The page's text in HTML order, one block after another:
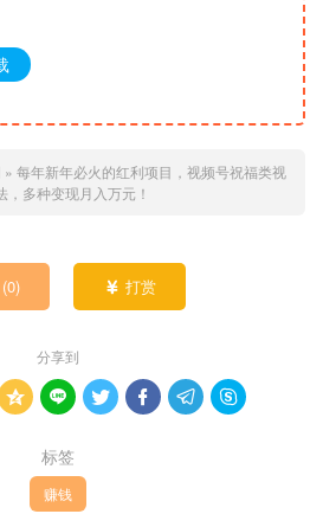
» 每年新年必火的红利项目，视频号祝福类视
，多种变现月入万元！
0)  打赏
分享到
     
标签
赚钱